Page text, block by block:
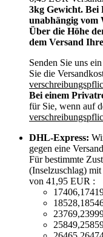
3kg Gewicht. Bei
unabhängig vom
Über die Höhe
dem Versand
Senden Sie uns ein
Sie die
Bei einem
für Sie, wenn auf
DHL-Express:
gegen eine
Für bestimmte
(Inselzuschlag) mit
von 41,95 EUR :